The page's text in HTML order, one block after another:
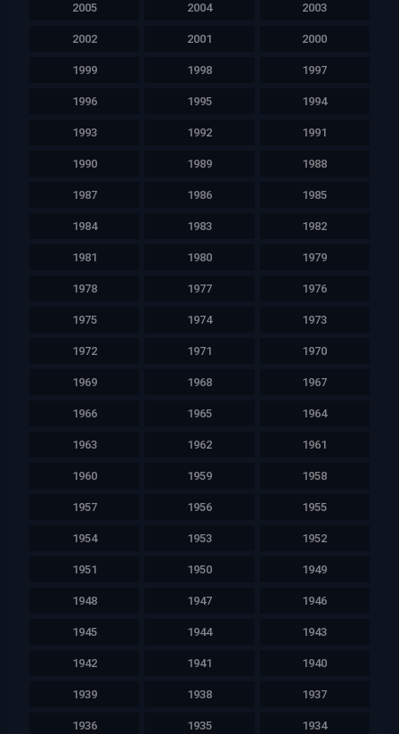
2005 2004 2003
2002 2001 2000
1999 1998 1997
1996 1995 1994
1993 1992 1991
1990 1989 1988
1987 1986 1985
1984 1983 1982
1981 1980 1979
1978 1977 1976
1975 1974 1973
1972 1971 1970
1969 1968 1967
1966 1965 1964
1963 1962 1961
1960 1959 1958
1957 1956 1955
1954 1953 1952
1951 1950 1949
1948 1947 1946
1945 1944 1943
1942 1941 1940
1939 1938 1937
1936 1935 1934